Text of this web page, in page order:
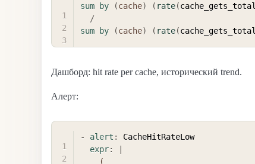
sum by (cache) ( rate(cache_gets_total
/
sum
by (cache) ( rate(cache_gets_total
Дашборд: hit rate per cache, исторический trend.
Алерт:
- alert :
CacheHitRateLow
expr: